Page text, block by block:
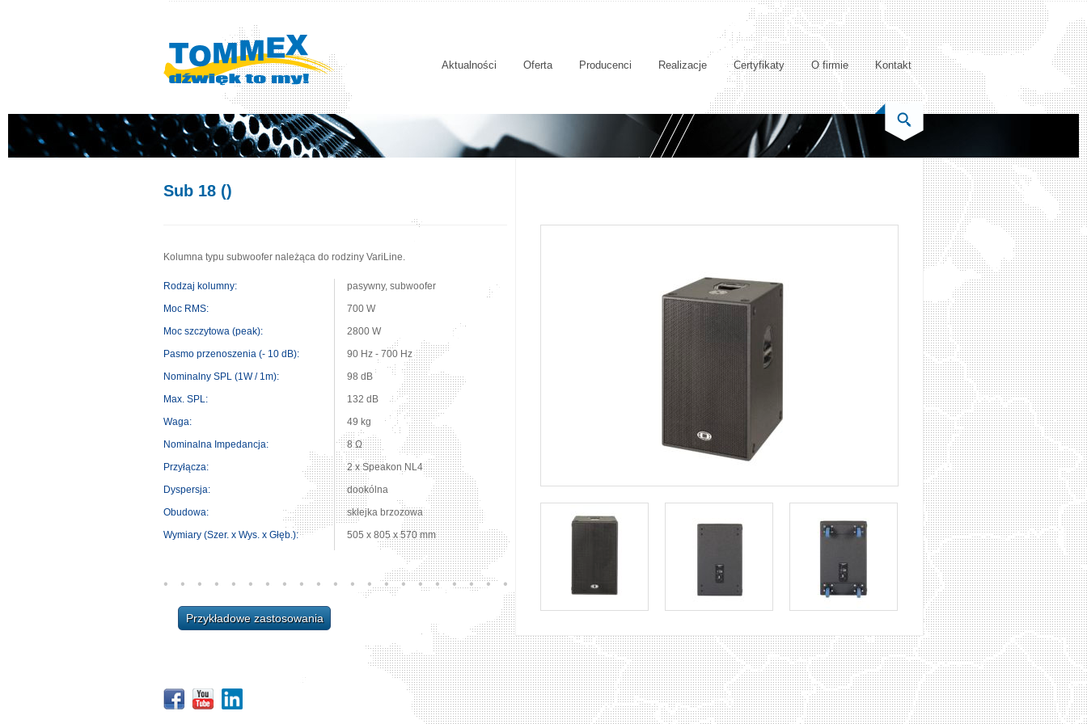
Aktualności Oferta Producenci Realizacje Certyfikaty O firmie Kontakt
Sub 18 ()
Kolumna typu subwoofer należąca do rodziny VariLine.
Rodzaj kolumny:
pasywny, subwoofer
Moc RMS:
700 W
Moc szczytowa (peak):
2800 W
Pasmo przenoszenia (- 10 dB):
90 Hz - 700 Hz
Nominalny SPL (1W / 1m):
98 dB
Max. SPL:
132 dB
Waga:
49 kg
Nominalna Impedancja:
8 Ω
Przyłącza:
2 x Speakon NL4
Dyspersja:
dookólna
Obudowa:
sklejka brzozowa
Wymiary (Szer. x Wys. x Głęb.):
505 x 805 x 570 mm
Przykładowe zastosowania